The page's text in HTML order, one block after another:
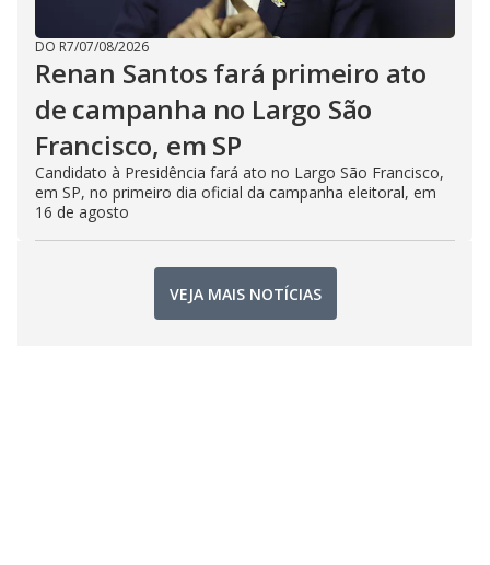
DO R7/07/08/2026
Renan Santos fará primeiro ato
de campanha no Largo São
Francisco, em SP
Candidato à Presidência fará ato no Largo São Francisco,
em SP, no primeiro dia oficial da campanha eleitoral, em
16 de agosto
VEJA MAIS NOTÍCIAS